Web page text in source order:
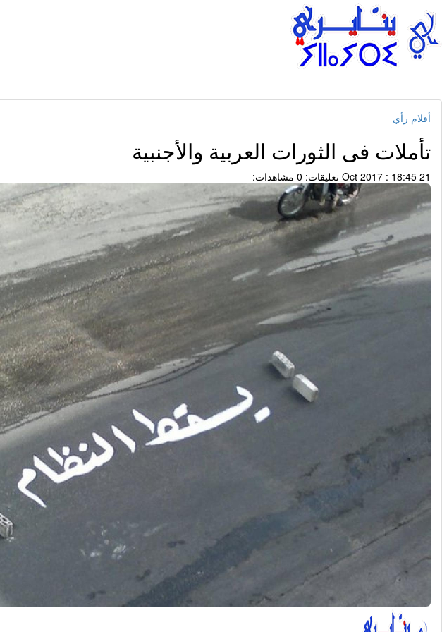
أقلام رأي
تأملات فى الثورات العربية والأجنبية
21 Oct 2017 : 18:45 تعليقات: 0 مشاهدات: